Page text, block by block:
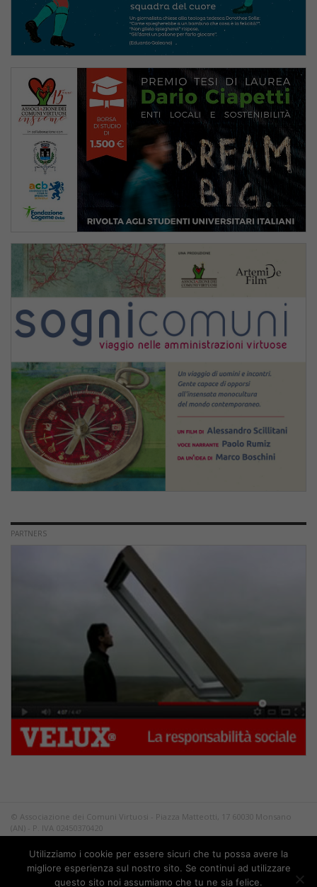
PARTNERS
© Associazione dei Comuni Virtuosi - Piazza Matteotti, 17 60030 Monsano
(AN) - P. IVA 02450370420
Tutti i diritti riservati.
PrivacyUtilizziamo i cookie per essere sicuri che tu possa avere la
migliore esperienza sul nostro sito. Se continui ad utilizzare
questo sito noi assumiamo che tu ne sia felice.